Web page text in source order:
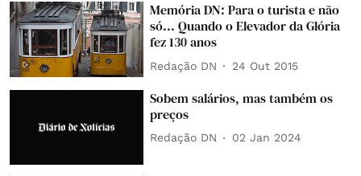
Memória DN: Para o turista e não
só... Quando o Elevador da Glória
fez 130 anos
Redação DN 24 Out 2015
Sobem salários, mas também os
preços
Redação DN 02 Jan 2024